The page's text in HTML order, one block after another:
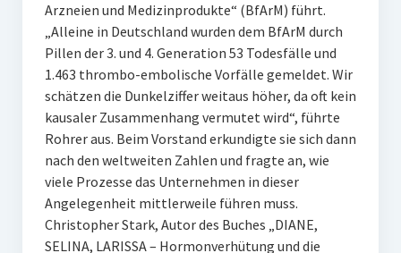
Arzneien und Medizinprodukte“ (BfArM) führt.
„Alleine in Deutschland wurden dem BfArM durch
Pillen der 3. und 4. Generation 53 Todesfälle und
1.463 thrombo-embolische Vorfälle gemeldet. Wir
schätzen die Dunkelziffer weitaus höher, da oft kein
kausaler Zusammenhang vermutet wird“, führte
Rohrer aus. Beim Vorstand erkundigte sie sich dann
nach den weltweiten Zahlen und fragte an, wie
viele Prozesse das Unternehmen in dieser
Angelegenheit mittlerweile führen muss.
Christopher Stark, Autor des Buches „DIANE,
SELINA, LARISSA – Hormonverhütung und die